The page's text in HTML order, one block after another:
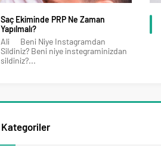
Saç Ekiminde PRP Ne Zaman
Yapılmalı?
Ali Beni Niye Instagramdan
Sildiniz? Beni niye instegraminizdan
sildiniz?...
Kategoriler